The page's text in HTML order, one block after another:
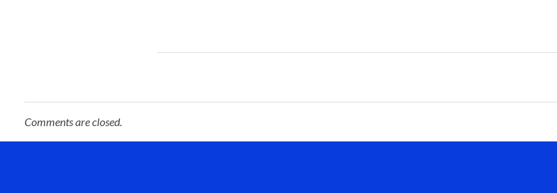
Comments are closed.